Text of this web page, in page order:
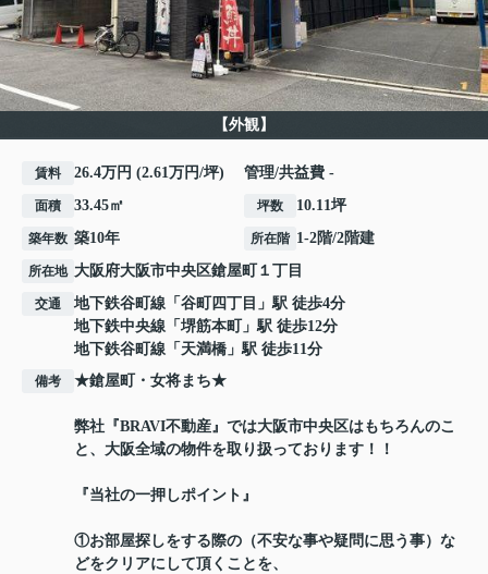
【外観】
賃料 26.4万円 (2.61万円/坪) 管理/共益費 -
面積 33.45㎡ 坪数 10.11坪
築年数 築10年 所在階 1-2階/2階建
所在地 大阪府大阪市中央区鎗屋町 １丁目
交通 地下鉄谷町線 「 谷町四丁目 」駅 徒歩4分
地下鉄中央線 「 堺筋本町
」駅 徒歩12分
地下鉄谷町線 「 天満橋 」駅 徒歩11分
備考 ★鎗屋町・女将まち★
弊社『BRAVI不動産』では大阪市中央区はもちろんのこ
と、大阪全域の物件を取り扱っております！！
『当社の一押しポイント』
①お部屋探しをする際の（不安な事や疑問に思う事）な
どをクリアにして頂くことを、